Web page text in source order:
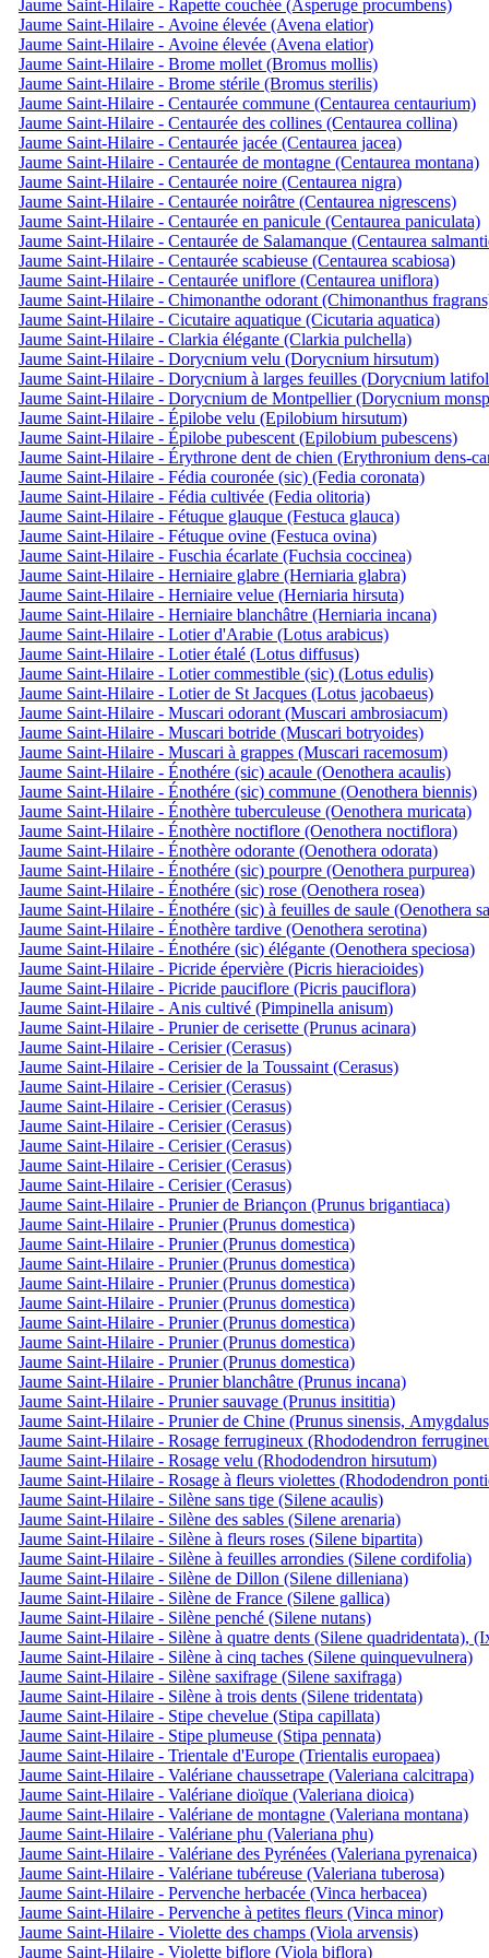
Jaume Saint-Hilaire - Rapette couchée (Asperuge procumbens)
Jaume Saint-Hilaire - Avoine élevée (Avena elatior)
Jaume Saint-Hilaire - Avoine élevée (Avena elatior)
Jaume Saint-Hilaire - Brome mollet (Bromus mollis)
Jaume Saint-Hilaire - Brome stérile (Bromus sterilis)
Jaume Saint-Hilaire - Centaurée commune (Centaurea centaurium)
Jaume Saint-Hilaire - Centaurée des collines (Centaurea collina)
Jaume Saint-Hilaire - Centaurée jacée (Centaurea jacea)
Jaume Saint-Hilaire - Centaurée de montagne (Centaurea montana)
Jaume Saint-Hilaire - Centaurée noire (Centaurea nigra)
Jaume Saint-Hilaire - Centaurée noirâtre (Centaurea nigrescens)
Jaume Saint-Hilaire - Centaurée en panicule (Centaurea paniculata)
Jaume Saint-Hilaire - Centaurée de Salamanque (Centaurea
Jaume Saint-Hilaire - Centaurée scabieuse (Centaurea scabiosa)
Jaume Saint-Hilaire - Centaurée uniflore (Centaurea uniflora)
Jaume Saint-Hilaire - Chimonanthe odorant (Chimonanthus
Jaume Saint-Hilaire - Cicutaire aquatique (Cicutaria aquatica)
Jaume Saint-Hilaire - Clarkia élégante (Clarkia pulchella)
Jaume Saint-Hilaire - Dorycnium velu (Dorycnium hirsutum)
Jaume Saint-Hilaire - Dorycnium à larges feuilles (Dorycnium
Jaume Saint-Hilaire - Dorycnium de Montpellier (Dorycnium
Jaume Saint-Hilaire - Épilobe velu (Epilobium hirsutum)
Jaume Saint-Hilaire - Épilobe pubescent (Epilobium pubescens)
Jaume Saint-Hilaire - Érythrone dent de chien (Erythronium dens-
Jaume Saint-Hilaire - Fédia couronée (sic) (Fedia coronata)
Jaume Saint-Hilaire - Fédia cultivée (Fedia olitoria)
Jaume Saint-Hilaire - Fétuque glauque (Festuca glauca)
Jaume Saint-Hilaire - Fétuque ovine (Festuca ovina)
Jaume Saint-Hilaire - Fuschia écarlate (Fuchsia coccinea)
Jaume Saint-Hilaire - Herniaire glabre (Herniaria glabra)
Jaume Saint-Hilaire - Herniaire velue (Herniaria hirsuta)
Jaume Saint-Hilaire - Herniaire blanchâtre (Herniaria incana)
Jaume Saint-Hilaire - Lotier d'Arabie (Lotus arabicus)
Jaume Saint-Hilaire - Lotier étalé (Lotus diffusus)
Jaume Saint-Hilaire - Lotier commestible (sic) (Lotus edulis)
Jaume Saint-Hilaire - Lotier de St Jacques (Lotus jacobaeus)
Jaume Saint-Hilaire - Muscari odorant (Muscari ambrosiacum)
Jaume Saint-Hilaire - Muscari botride (Muscari botryoides)
Jaume Saint-Hilaire - Muscari à grappes (Muscari racemosum)
Jaume Saint-Hilaire - Énothére (sic) acaule (Oenothera acaulis)
Jaume Saint-Hilaire - Énothére (sic) commune (Oenothera biennis)
Jaume Saint-Hilaire - Énothère tuberculeuse (Oenothera muricata)
Jaume Saint-Hilaire - Énothère noctiflore (Oenothera noctiflora)
Jaume Saint-Hilaire - Énothère odorante (Oenothera odorata)
Jaume Saint-Hilaire - Énothére (sic) pourpre (Oenothera purpurea)
Jaume Saint-Hilaire - Énothére (sic) rose (Oenothera rosea)
Jaume Saint-Hilaire - Énothére (sic) à feuilles de saule (Oenothera
Jaume Saint-Hilaire - Énothère tardive (Oenothera serotina)
Jaume Saint-Hilaire - Énothére (sic) élégante (Oenothera speciosa)
Jaume Saint-Hilaire - Picride épervière (Picris hieracioides)
Jaume Saint-Hilaire - Picride pauciflore (Picris pauciflora)
Jaume Saint-Hilaire - Anis cultivé (Pimpinella anisum)
Jaume Saint-Hilaire - Prunier de cerisette (Prunus acinara)
Jaume Saint-Hilaire - Cerisier (Cerasus)
Jaume Saint-Hilaire - Cerisier de la Toussaint (Cerasus)
Jaume Saint-Hilaire - Cerisier (Cerasus)
Jaume Saint-Hilaire - Cerisier (Cerasus)
Jaume Saint-Hilaire - Cerisier (Cerasus)
Jaume Saint-Hilaire - Cerisier (Cerasus)
Jaume Saint-Hilaire - Cerisier (Cerasus)
Jaume Saint-Hilaire - Cerisier (Cerasus)
Jaume Saint-Hilaire - Prunier de Briançon (Prunus brigantiaca)
Jaume Saint-Hilaire - Prunier (Prunus domestica)
Jaume Saint-Hilaire - Prunier (Prunus domestica)
Jaume Saint-Hilaire - Prunier (Prunus domestica)
Jaume Saint-Hilaire - Prunier (Prunus domestica)
Jaume Saint-Hilaire - Prunier (Prunus domestica)
Jaume Saint-Hilaire - Prunier (Prunus domestica)
Jaume Saint-Hilaire - Prunier (Prunus domestica)
Jaume Saint-Hilaire - Prunier (Prunus domestica)
Jaume Saint-Hilaire - Prunier blanchâtre (Prunus incana)
Jaume Saint-Hilaire - Prunier sauvage (Prunus insititia)
Jaume Saint-Hilaire - Prunier de Chine (Prunus sinensis,
Jaume Saint-Hilaire - Rosage ferrugineux (Rhododendron
Jaume Saint-Hilaire - Rosage velu (Rhododendron hirsutum)
Jaume Saint-Hilaire - Rosage à fleurs violettes (Rhododendron
Jaume Saint-Hilaire - Silène sans tige (Silene acaulis)
Jaume Saint-Hilaire - Silène des sables (Silene arenaria)
Jaume Saint-Hilaire - Silène à fleurs roses (Silene bipartita)
Jaume Saint-Hilaire - Silène à feuilles arrondies (Silene cordifolia)
Jaume Saint-Hilaire - Silène de Dillon (Silene dilleniana)
Jaume Saint-Hilaire - Silène de France (Silene gallica)
Jaume Saint-Hilaire - Silène penché (Silene nutans)
Jaume Saint-Hilaire - Silène à quatre dents (Silene quadridentata),
Jaume Saint-Hilaire - Silène à cinq taches (Silene quinquevulnera)
Jaume Saint-Hilaire - Silène saxifrage (Silene saxifraga)
Jaume Saint-Hilaire - Silène à trois dents (Silene tridentata)
Jaume Saint-Hilaire - Stipe chevelue (Stipa capillata)
Jaume Saint-Hilaire - Stipe plumeuse (Stipa pennata)
Jaume Saint-Hilaire - Trientale d'Europe (Trientalis europaea)
Jaume Saint-Hilaire - Valériane chaussetrape (Valeriana calcitrapa)
Jaume Saint-Hilaire - Valériane dioïque (Valeriana dioica)
Jaume Saint-Hilaire - Valériane de montagne (Valeriana montana)
Jaume Saint-Hilaire - Valériane phu (Valeriana phu)
Jaume Saint-Hilaire - Valériane des Pyrénées (Valeriana pyrenaica)
Jaume Saint-Hilaire - Valériane tubéreuse (Valeriana tuberosa)
Jaume Saint-Hilaire - Pervenche herbacée (Vinca herbacea)
Jaume Saint-Hilaire - Pervenche à petites fleurs (Vinca minor)
Jaume Saint-Hilaire - Violette des champs (Viola arvensis)
Jaume Saint-Hilaire - Violette biflore (Viola biflora)